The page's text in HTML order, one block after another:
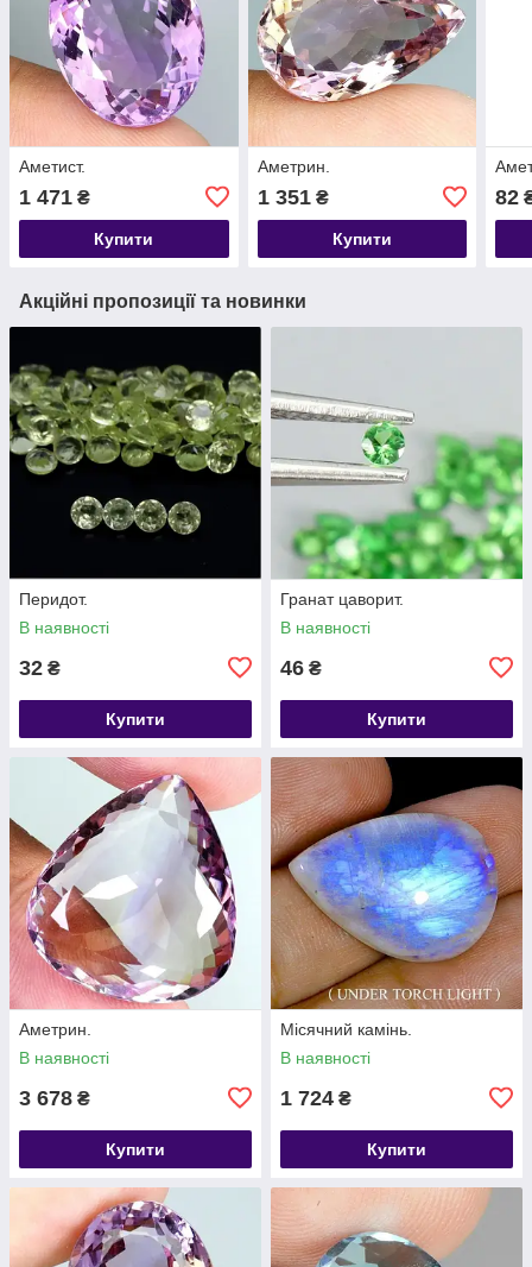
Аметист.
1 471 ₴
Купити
Аметрин.
1 351₴
Купити
82
Акційні пропозиції та новинки
Перидот.
В наявності
32 ₴
Купити
Гранат цаворит.
В наявності
46 ₴
Купити
Аметрин.
В наявності
3 678 ₴
Купити
Місячний камінь.
В наявності
1 724 ₴
Купити